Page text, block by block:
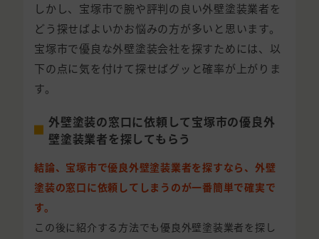
しかし、宝塚市で腕や評判の良い外壁塗装業者を
どう探せばよいかお悩みの方が多いと思います。
宝塚市で優良な外壁塗装会社を探すためには、以
下の点に気を付けて探せばグッと確率が上がりま
す。
外壁塗装の窓口に依頼して宝塚市の優良外
壁塗装業者を探してもらう
結論、宝塚市で優良外壁塗装業者を探すなら、外壁
塗装の窓口に依頼してしまうのが一番簡単で確実で
す。
この後に紹介する方法でも優良外壁塗装業者を探し